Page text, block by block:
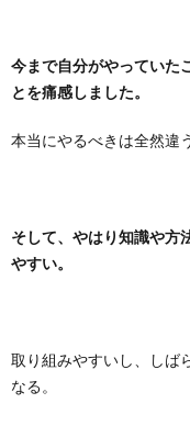
今まで自分がやっていた
とを痛感しました。
本当にやるべきは全然違
そして、やはり知識や方
やすい。
取り組みやすいし、しば
なる。